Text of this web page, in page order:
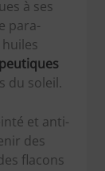
à ses
para-
du soleil.
et anti-
des
flacons